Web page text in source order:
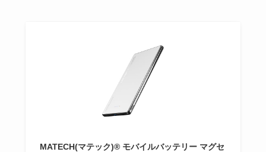
MATECH(マテック)® モバイルバッテリー マグセ